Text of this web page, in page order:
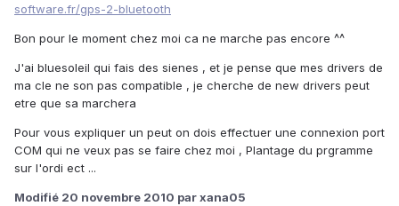
software.fr/gps-2-bluetooth
Bon pour le moment chez moi ca ne marche pas encore ^^
J'ai bluesoleil qui fais des sienes , et je pense que mes drivers de
ma cle ne son pas compatible , je cherche de new drivers peut
etre que sa marchera
Pour vous expliquer un peut on dois effectuer une connexion port
COM qui ne veux pas se faire chez moi , Plantage du prgramme
sur l'ordi ect ...
Modifié 20 novembre 2010 par xana05